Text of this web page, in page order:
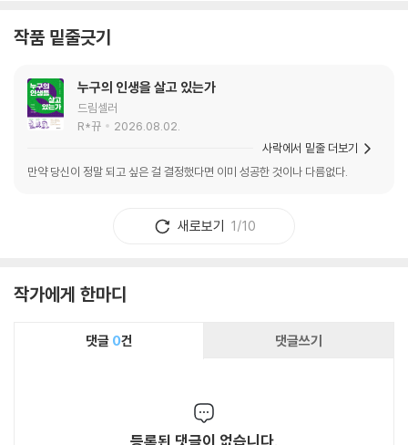
작품 밑줄긋기
누구의 인생을 살고 있는가
드림셀러
R*뀨
2026.08.02.
만약 당신이 정말 되고 싶은 걸 결정했다면 이미 성공한 것이나 다름없다.
사락에서 밑줄 더보기
새로보기 1/10
작가에게 한마디
댓글 0건 댓글쓰기
등록된 댓글이 없습니다.